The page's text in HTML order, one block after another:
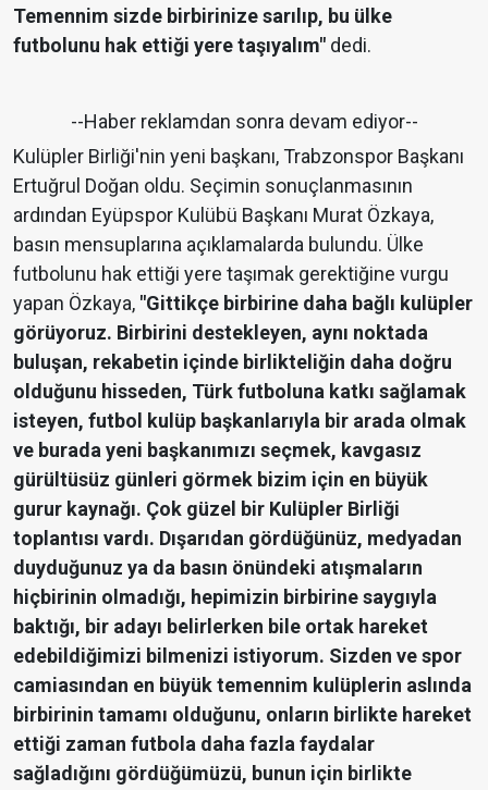
Temennim sizde birbirinize sarılıp, bu ülke
futbolunu hak ettiği yere taşıyalım" dedi.
--Haber reklamdan sonra devam ediyor--
Kulüpler Birliği'nin yeni başkanı, Trabzonspor Başkanı
Ertuğrul Doğan oldu. Seçimin sonuçlanmasının
ardından Eyüpspor Kulübü Başkanı Murat Özkaya,
basın mensuplarına açıklamalarda bulundu. Ülke
futbolunu hak ettiği yere taşımak gerektiğine vurgu
yapan Özkaya, "Gittikçe birbirine daha bağlı kulüpler
görüyoruz. Birbirini destekleyen, aynı noktada
buluşan, rekabetin içinde birlikteliğin daha doğru
olduğunu hisseden, Türk futboluna katkı sağlamak
isteyen, futbol kulüp başkanlarıyla bir arada olmak
ve burada yeni başkanımızı seçmek, kavgasız
gürültüsüz günleri görmek bizim için en büyük
gurur kaynağı. Çok güzel bir Kulüpler Birliği
toplantısı vardı. Dışarıdan gördüğünüz, medyadan
duyduğunuz ya da basın önündeki atışmaların
hiçbirinin olmadığı, hepimizin birbirine saygıyla
baktığı, bir adayı belirlerken bile ortak hareket
edebildiğimizi bilmenizi istiyorum. Sizden ve spor
camiasından en büyük temennim kulüplerin aslında
birbirinin tamamı olduğunu, onların birlikte hareket
ettiği zaman futbola daha fazla faydalar
sağladığını gördüğümüzü, bunun için birlikte